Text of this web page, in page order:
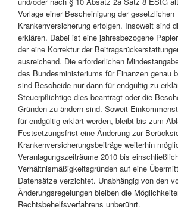
Vorlage einer Bescheinigung der gesetzlichen
Krankenversicherung erfolgen. Insoweit sind
erklären. Dabei ist eine jahresbezogene
der eine Korrektur der
ausreichend. Die erforderlichen
des Bundesministeriums für Finanzen genau
sind Bescheide nur dann für endgültig zu
Steuerpflichtige dies beantragt oder die
Gründen zu ändern sind. Soweit
für endgültig erklärt werden, bleibt bis zum
Festsetzungsfrist eine Änderung zur
Krankenversicherungsbeiträge weiterhin
Veranlagungszeiträume 2010 bis
Verhältnismäßigkeitsgründen auf eine
Datensätze verzichtet. Unabhängig von den
Änderungsregelungen bleiben die
Rechtsbehelfsverfahrens unberührt.